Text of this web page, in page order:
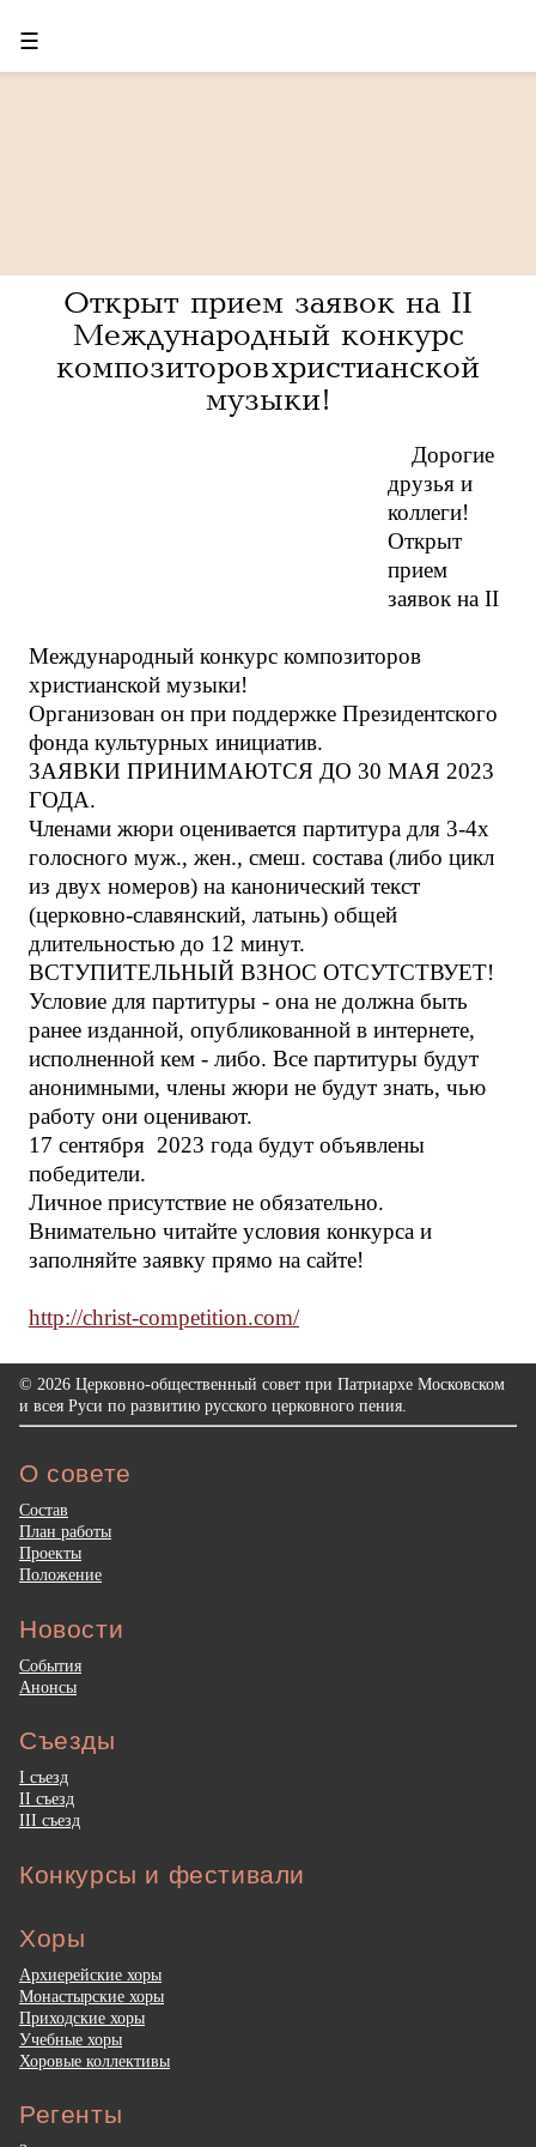
☰
Открыт прием заявок на II
Международный конкурс
композиторов христианской
музыки!
Дорогие
друзья и
коллеги!
Открыт
прием
заявок на II
Международный конкурс композиторов
христианской музыки!
Организован он при поддержке Президентского
фонда культурных инициатив.
ЗАЯВКИ ПРИНИМАЮТСЯ ДО 30 МАЯ 2023
ГОДА.
Членами жюри оценивается партитура для 3-4х
голосного муж., жен., смеш. состава (либо цикл
из двух номеров) на канонический текст
(церковно-славянский, латынь) общей
длительностью до 12 минут.
ВСТУПИТЕЛЬНЫЙ ВЗНОС ОТСУТСТВУЕТ!
Условие для партитуры - она не должна быть
ранее изданной, опубликованной в интернете,
исполненной кем - либо. Все партитуры будут
анонимными, члены жюри не будут знать, чью
работу они оценивают.
17 сентября 2023 года будут объявлены
победители.
Личное присутствие не обязательно.
Внимательно читайте условия конкурса и
заполняйте заявку прямо на сайте!
http://christ-competition.com/
© 2026 Церковно-общественный совет при Патриархе Московском
и всея Руси по развитию русского церковного пения.
О совете
Состав
План работы
Проекты
Положение
Новости
События
Анонсы
Съезды
I съезд
II съезд
III съезд
Конкурсы и фестивали
Хоры
Архиерейские хоры
Монастырские хоры
Приходские хоры
Учебные хоры
Хоровые коллективы
Регенты